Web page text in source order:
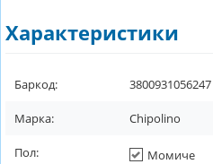
Характеристики
Баркод: 3800931056247
Марка: Chipolino
Пол:
Момиче